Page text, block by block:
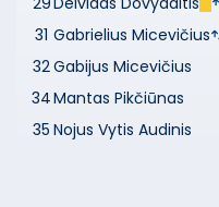
31 Gabrielius Micevičius
32Gabijus Micevičius
34Mantas Pikčiūnas
35 Nojus Vytis Audinis